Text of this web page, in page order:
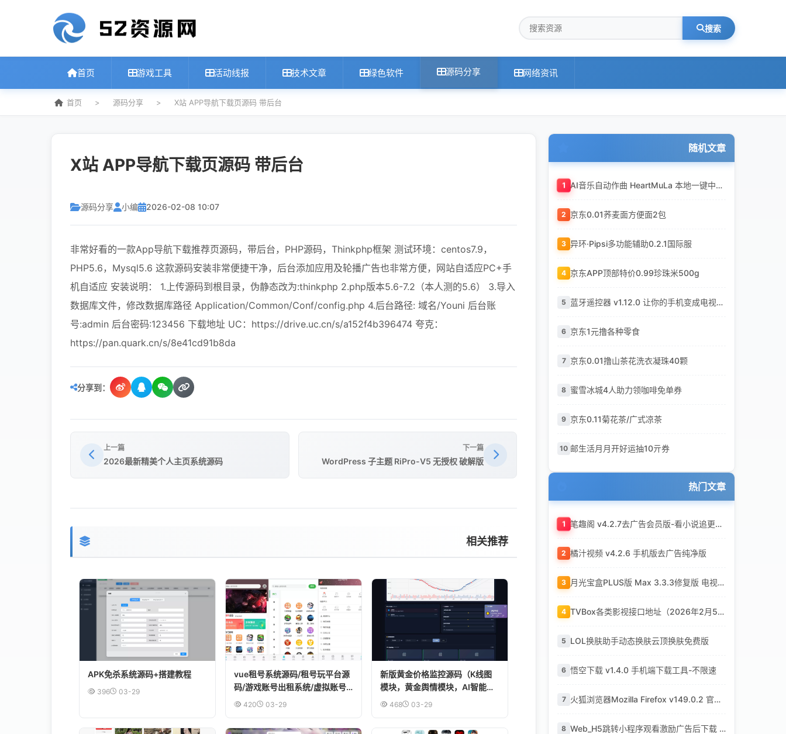
搜索
首页 游戏工具 活动线报 技术文章 绿色软件 源码分享 网络资讯
首页 > 源码分享 > X站 APP导航下载页源码 带后台
X站 APP导航下载页源码 带后台
源码分享 小编 2026-02-08 10:07
非常好看的一款App导航下载推荐页源码，带后台，PHP源码，Thinkphp框架 测试环境：centos7.9，
PHP5.6，Mysql5.6 这款源码安装非常便捷干净，后台添加应用及轮播广告也非常方便，网站自适应PC+手
机自适应 安装说明： 1.上传源码到根目录，伪静态改为:thinkphp 2.php版本5.6-7.2（本人测的5.6） 3.导入
数据库文件，修改数据库路径 Application/Common/Conf/config.php 4.后台路径: 域名/Youni 后台账
号:admin 后台密码:123456 下载地址 UC：https://drive.uc.cn/s/a152f4b396474 夸克：
https://pan.quark.cn/s/8e41cd91b8da
分享到：
上一篇
2026最新精美个人主页系统源码
下一篇
WordPress 子主题 RiPro-V5 无授权 破解版
相关推荐
APK免杀系统源码+搭建教程
396 03-29
vue租号系统源码/租号玩平台源
码/游戏账号出租系统/虚拟账号
出租平台源码
420 03-29
新版黄金价格监控源码（K线图
模块，黄金舆情模块，AI智能客
服）468 03-29
随机文章
1 AI音乐自动作曲 HeartMuLa 本地一键中文整合包 v20260507 -输入歌词即可自动生成音乐
2 京东0.01荞麦面方便面2包
3 异环·Pipsi多功能辅助0.2.1国际服
4 京东APP顶部特价0.99珍珠米500g
5 蓝牙遥控器 v1.12.0 让你的手机变成电视遥控器
6 京东1元撸各种零食
7 京东0.01撸山茶花洗衣凝珠40颗
8 蜜雪冰城4人助力领咖啡免单券
9 京东0.11菊花茶/广式凉茶
10 邮生活月月开好运抽10亓券
热门文章
1 笔趣阁 v4.2.7去广告会员版-看小说追更神器
2 橘汁视频 v4.2.6 手机版去广告纯净版
3 月光宝盒PLUS版 Max 3.3.3修复版 电视端影视平台-内置直播+点播源版-免费追剧
4 TVBox各类影视接口地址（2026年2月5日更新）
5 LOL换肤助手动态换肤云顶换肤免费版
6 悟空下载 v1.4.0 手机端下载工具-不限速
7 火狐浏览器Mozilla Firefox v149.0.2 官方最新版2026
8 Web_H5跳转小程序观看激励广告后下载 系统源码